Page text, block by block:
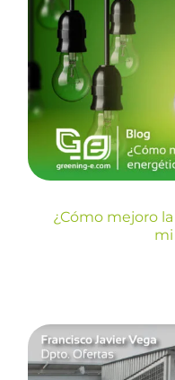
¿Cómo
¿Cómo mejoro
mi